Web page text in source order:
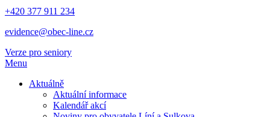
+420 377 911 234
evidence@obec-line.cz
Verze pro seniory
Menu
Aktuálně
Aktuální informace
Kalendář akcí